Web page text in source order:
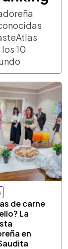
10
de carne
La
en